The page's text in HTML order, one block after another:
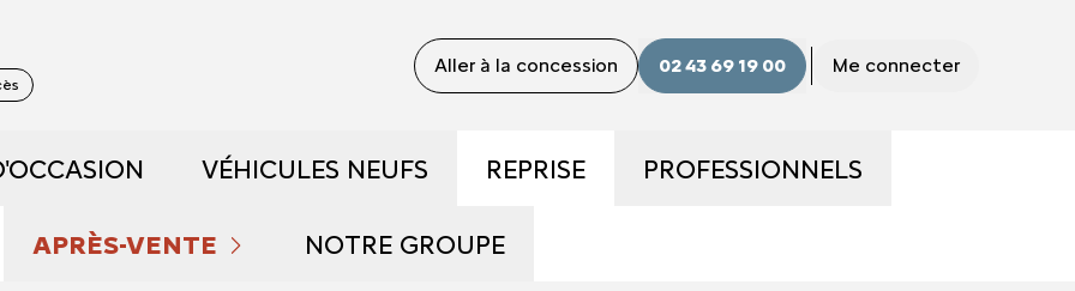
Aller à la concession 02 43 69 19 00 Me connecter
VÉHICULES NEUFS
DÉCOUVREZ NOTRE GAMME
REPRISE PROFESSIONNELS
APRÈS-VENTE NOTRE GROUPE